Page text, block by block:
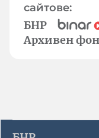
сайтове:
БНР
Архивен